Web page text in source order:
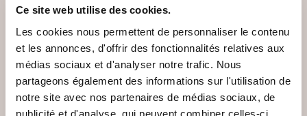
Ce site web utilise des cookies.
Les cookies nous permettent de personnaliser le contenu
et les annonces, d'offrir des fonctionnalités relatives aux
médias sociaux et d'analyser notre trafic. Nous
partageons également des informations sur l'utilisation de
notre site avec nos partenaires de médias sociaux, de
publicité et d'analyse, qui peuvent combiner celles-ci